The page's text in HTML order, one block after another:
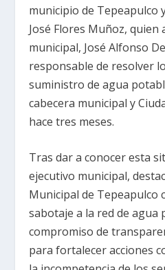
municipio de Tepeapulco
José Flores Muñoz, quien
municipal, José Alfonso
responsable de resolver
suministro de agua
cabecera municipal y
hace tres meses.
Tras dar a conocer esta
ejecutivo municipal,
Municipal de Tepeapulco
sabotaje a la red de agua
compromiso de
para fortalecer acciones